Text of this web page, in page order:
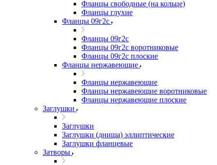
Фланцы свободные (на кольце)
Фланцы глухие
Фланцы 09г2с
Фланцы 09г2с
Фланцы 09г2с воротниковые
Фланцы 09г2с плоские
Фланцы нержавеющие
Фланцы нержавеющие
Фланцы нержавеющие воротниковые
Фланцы нержавеющие плоские
Заглушки
Заглушки
Заглушки (днища) эллиптические
Заглушки фланцевые
Затворы